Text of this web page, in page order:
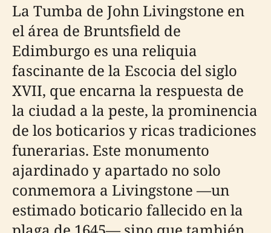
La Tumba de John Livingstone en
el área de Bruntsfield de
Edimburgo es una reliquia
fascinante de la Escocia del siglo
XVII, que encarna la respuesta de
la ciudad a la peste, la prominencia
de los boticarios y ricas tradiciones
funerarias. Este monumento
ajardinado y apartado no solo
conmemora a Livingstone —un
estimado boticario fallecido en la